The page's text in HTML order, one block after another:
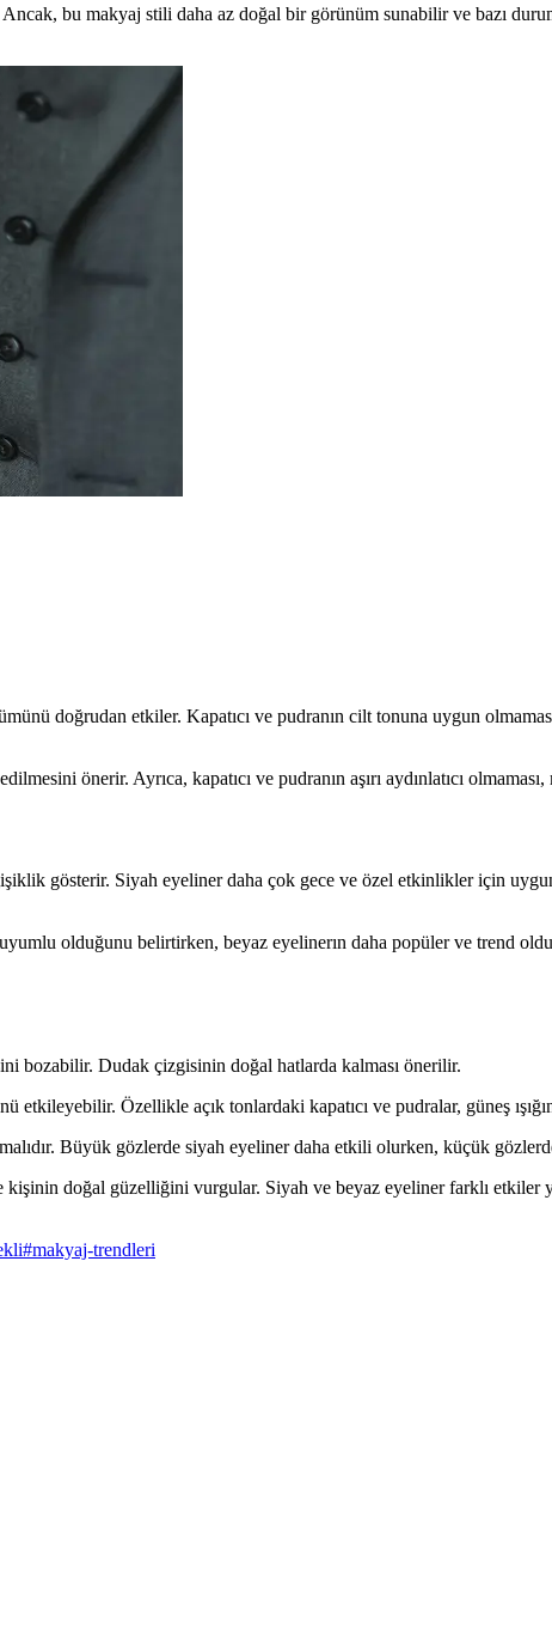
bu makyaj stili daha az doğal bir görünüm sunabilir ve bazı
doğrudan etkiler. Kapatıcı ve pudranın cilt tonuna uygun
önerir. Ayrıca, kapatıcı ve pudranın aşırı aydınlatıcı
gösterir. Siyah eyeliner daha çok gece ve özel etkinlikler için
olduğunu belirtirken, beyaz eyelinerın daha popüler ve trend
bozabilir. Dudak çizgisinin doğal hatlarda kalması önerilir.
etkileyebilir. Özellikle açık tonlardaki kapatıcı ve pudralar, güneş
Büyük gözlerde siyah eyeliner daha etkili olurken, küçük
doğal güzelliğini vurgular. Siyah ve beyaz eyeliner farklı etkiler
#makyaj-trendleri